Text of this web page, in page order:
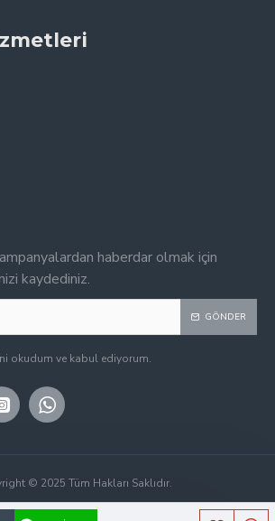
haberdar olmak için
kaydediniz.
GÖNDER
okudum ve kabul ediyorum.
© 2025 Tüm Hakları Saklıdır.